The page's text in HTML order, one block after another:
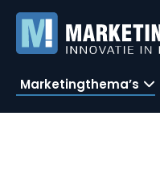
Marketingthema’s